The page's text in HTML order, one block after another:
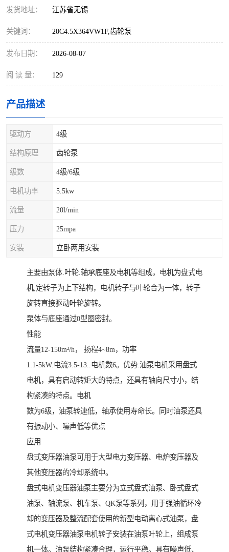
发货地址： 江苏省无锡
关键词： 20C4.5X364VW1F,齿轮泵
发布日期： 2026-08-07
阅 读 量： 129
产品描述
驱动方 4级
结构原理 齿轮泵
级数 4级/6级
电机功率 5.5kw
流量 20l/min
压力 25mpa
安装 立卧两用安装
主要由泵体.叶轮.轴承底座及电机等组成，电机为盘式电
机,定转子为上下结构，电机转子与叶轮合为一体，转子
旋转直接驱动叶轮旋转。
泵体与底座通过0型圈密封。
性能
流量12-150m²/h， 扬程4~8m，功率
1.1-5kW.电流3.5-13..电机数6。优势:油泵电机采用盘式
电机，具有启动转矩大的特点，还具有轴向尺寸小，结
构紧凑的特点。电机
数为6级，油泵转連低，轴承使用寿命长。同时油泵还具
有振动小、噪声低等优点
应用
盘式变压器油泵可用于大型电力变压器、电炉变压器及
其他变压器的冷却系统中。
盘式电机变压器油泵主要分为立式盘式油泵、卧式盘式
油泵、轴流泵、机车泵、QK泵等系列，用于强油循环冷
却的变压器及整流配套使用的新型电动离心式油泵，盘
式电机变压器油泵电机转子安装在油泵叶轮上，组成泵
机一体。油泵结构紧凑合理，运行平稳。具有噪声低、